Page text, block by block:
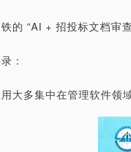
的 “AI + 招投标文档审
：
大多集中在管理软件领